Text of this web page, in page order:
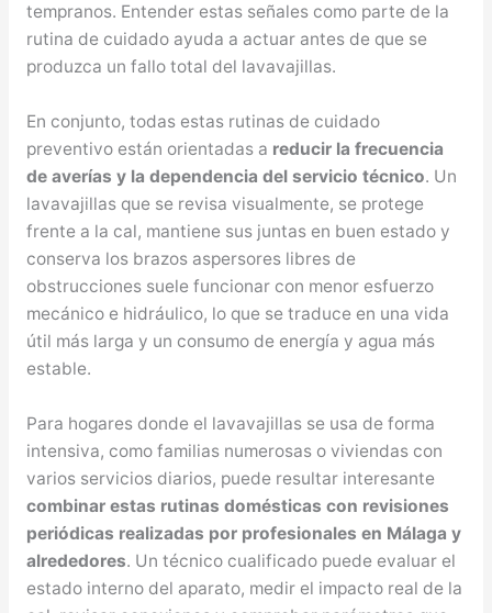
tempranos. Entender estas señales como parte de la
rutina de cuidado ayuda a actuar antes de que se
produzca un fallo total del lavavajillas.
En conjunto, todas estas rutinas de cuidado
preventivo están orientadas a reducir la frecuencia
de averías y la dependencia del servicio técnico. Un
lavavajillas que se revisa visualmente, se protege
frente a la cal, mantiene sus juntas en buen estado y
conserva los brazos aspersores libres de
obstrucciones suele funcionar con menor esfuerzo
mecánico e hidráulico, lo que se traduce en una vida
útil más larga y un consumo de energía y agua más
estable.
Para hogares donde el lavavajillas se usa de forma
intensiva, como familias numerosas o viviendas con
varios servicios diarios, puede resultar interesante
combinar estas rutinas domésticas con revisiones
periódicas realizadas por profesionales en Málaga y
alrededores. Un técnico cualificado puede evaluar el
estado interno del aparato, medir el impacto real de la